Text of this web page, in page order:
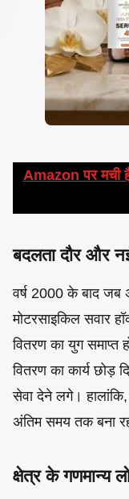
Amazon पर मची
बदलता दौर और
​वर्ष 2000 के बाद जब
मोटरसाइकिल सवार
वितरण का युग
वितरण का कार्य छोड़
सेवा देने लगे।
अंतिम समय तक बना
क्षेत्र के गणमान्य